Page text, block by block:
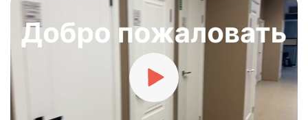
доводчиком, ограничителем хода или
«умным порогом». Если вы цените тишину,
рекомендуем выбирать магнитные замки.